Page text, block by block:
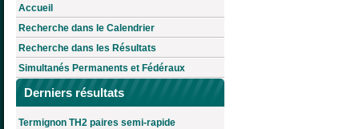
Accueil
Recherche dans le Calendrier
Recherche dans les Résultats
Simultanés Permanents et Fédéraux
Derniers résultats
Termignon TH2 paires semi-rapide